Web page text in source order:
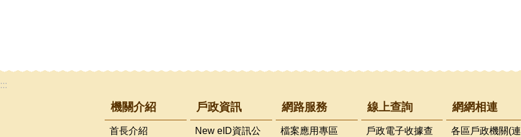
:::
機關介紹
首長介紹
戶政資訊
New eID資訊公
網路服務
檔案應用專區
線上查詢
戶政電子收據查
網網相連
各區戶政機關(連